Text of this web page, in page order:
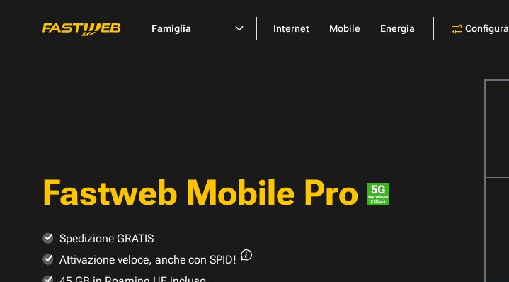
Famiglia Internet Mobile Energia Configura
Fastweb Mobile Pro
Spedizione GRATIS
Attivazione veloce, anche con SPID!